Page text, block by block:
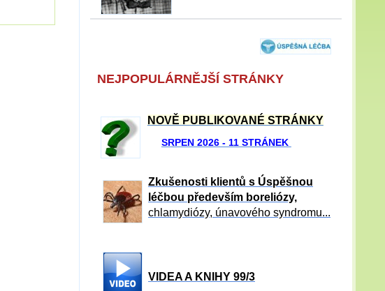
NEJPOPULÁRNĚJŠÍ STRÁNKY
NOVĚ PUBLIKOVANÉ STRÁNKY
SRPEN 2026 - 11 STRÁNEK
Zkušenosti klientů s Úspěšnou
léčbou především boreliózy,
chlamydiózy, únavového syndromu...
VIDEA A KNIHY 99/3